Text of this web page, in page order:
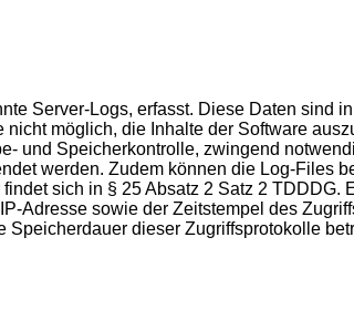
Server-Logs, erfasst. Diese Daten sind
möglich, die Inhalte der Software
und Speicherkontrolle, zwingend
werden. Zudem können die Log-Files
sich in § 25 Absatz 2 Satz 2 TDDDG.
Adresse sowie der Zeitstempel des
dieser Zugriffsprotokolle